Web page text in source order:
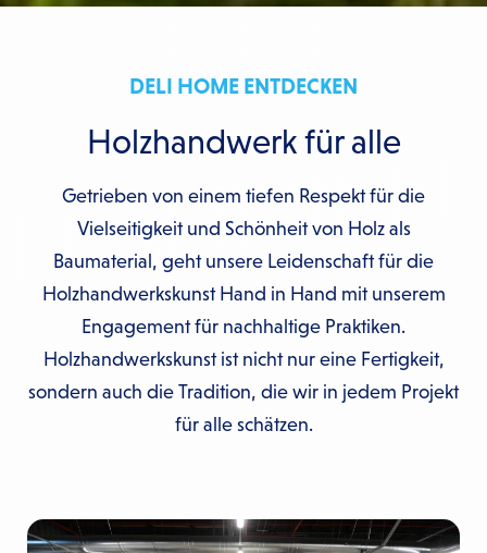
DELI HOME ENTDECKEN
Holzhandwerk für alle
Getrieben von einem tiefen Respekt für die
Vielseitigkeit und Schönheit von Holz als
Baumaterial, geht unsere Leidenschaft für die
Holzhandwerkskunst Hand in Hand mit unserem
Engagement für nachhaltige Praktiken.
Holzhandwerkskunst ist nicht nur eine Fertigkeit,
sondern auch die Tradition, die wir in jedem Projekt
für alle schätzen.